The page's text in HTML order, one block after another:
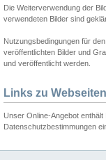
Die Weiterverwendung der
verwendeten Bilder sind
Nutzungsbedingungen für
veröffentlichten Bilder und
und veröffentlicht werden.
Links zu
Unser Online-Angebot
Datenschutzbestimmungen